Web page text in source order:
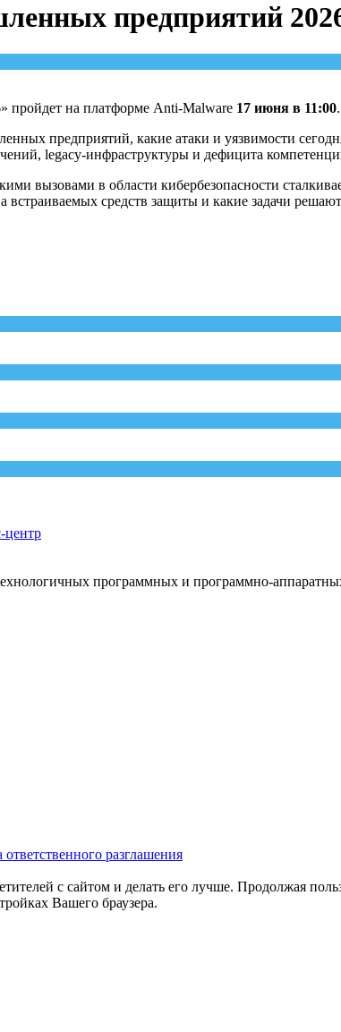
предприятий
пройдет на платформе Anti-Malware 17 июня в 11:00.
предприятий, какие атаки и уязвимости
legacy-инфраструктуры и дефицита
вызовами в области кибербезопасности
встраиваемых средств защиты и какие задачи
центр
программных и программно-
разглашения
с сайтом и делать его лучше. Продолжая
Вашего браузера.